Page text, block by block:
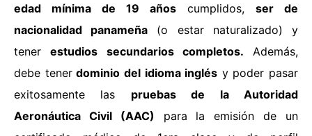
edad mínima de 19 años cumplidos, ser de
nacionalidad panameña (o estar naturalizado) y
tenerestudios secundarios completos. Además,
debe tenerdominio del idioma inglés y poder pasar
exitosamente las pruebas de la Autoridad
Aeronáutica Civil (AAC) para la emisión de un